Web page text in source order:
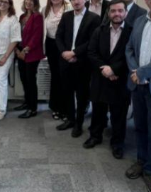
Desarrollo democrático en CABA: Diálogo
multisectorial sobre 40 años de historia y